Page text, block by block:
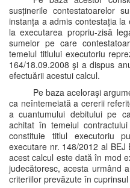
susținerile contestatoarelor
instanța a admis contestația
la executarea propriu-zisă
sumelor pe care
temeiul titlului executoriu
164/18.09.2008 şi a dispus
efectuării acestui calcul.
Pe baza aceloraşi
ca neîntemeiată a cererii
a cuantumului debitului pe
achitat în temeiul
constituie titlul executoriu
executare nr. 148/2012 al
acest calcul este dată în mod
judecătoresc, acesta urmând
criteriilor prevăzute în